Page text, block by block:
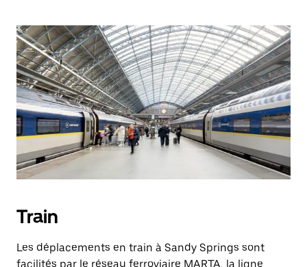
Train
Les déplacements en train à Sandy Springs sont
facilités par le réseau ferroviaire MARTA, la ligne